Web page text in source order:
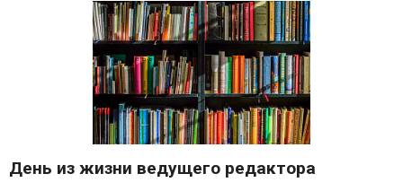
День из жизни ведущего редактора